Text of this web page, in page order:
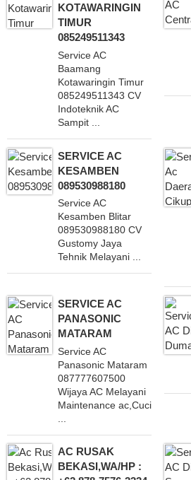
KOTAWARINGIN
TIMUR
085249511343
Service AC
Baamang
Kotawaringin Timur
085249511343 CV
Indoteknik AC
Sampit ...
SERVICE AC
KESAMBEN
089530988180
Service AC
Kesamben Blitar
089530988180 CV
Gustomy Jaya
Tehnik Melayani ...
SERVICE AC
PANASONIC
MATARAM
Service AC
Panasonic Mataram
087777607500
Wijaya AC Melayani
Maintenance ac,Cuci
AC RUSAK
BEKASI,WA/HP :